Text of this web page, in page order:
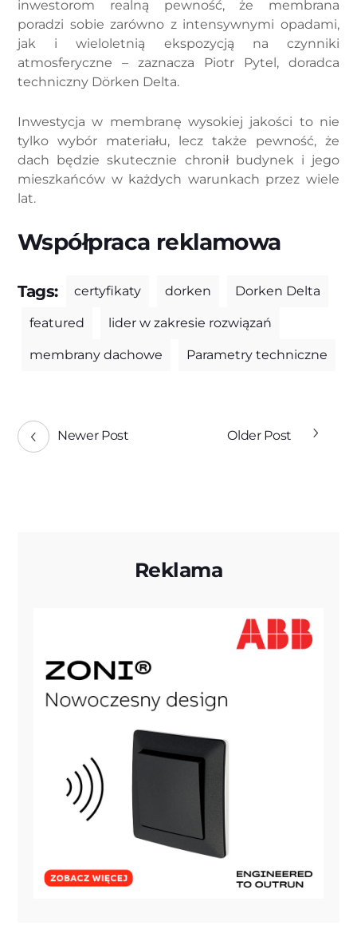
inwestorom realną pewność, że membrana
poradzi sobie zarówno z intensywnymi opadami,
jak i wieloletnią ekspozycją na czynniki
atmosferyczne – zaznacza Piotr Pytel, doradca
techniczny Dörken Delta.
Inwestycja w membranę wysokiej jakości to nie
tylko wybór materiału, lecz także pewność, że
dach będzie skutecznie chronił budynek i jego
mieszkańców w każdych warunkach przez wiele
lat.
Współpraca reklamowa
Tags: certyfikaty dorken Dorken Delta
featured lider w zakresie rozwiązań
membrany dachowe Parametry techniczne
Newer Post Older Post
Reklama